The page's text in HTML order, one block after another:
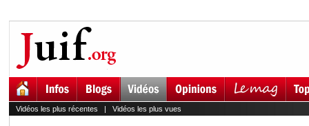
Vidéos les plus récentes | Vidéos les plus vues